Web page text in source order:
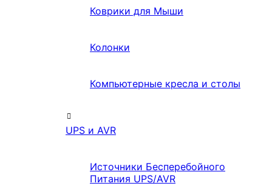
Коврики для Мыши
Колонки
Компьютерные кресла и столы
UPS и AVR
Источники Бесперебойного
Питания UPS/AVR